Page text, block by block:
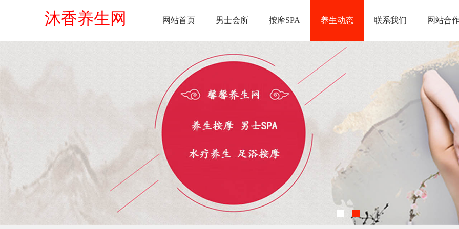
沐香养生网 网站首页 男士会所 按摩SPA 养生动态 联系我们 网站合